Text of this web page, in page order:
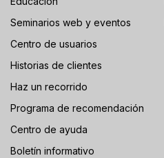
Seminarios web y eventos
Centro de usuarios
Historias de clientes
Haz un recorrido
Programa de recomendación
Centro de ayuda
Boletín informativo